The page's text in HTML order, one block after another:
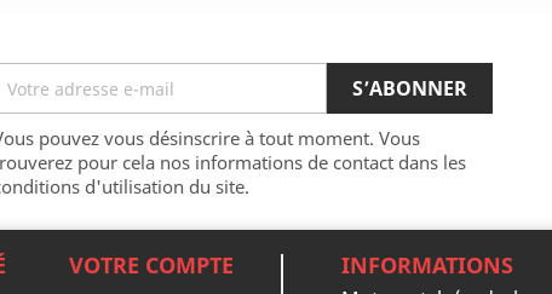
pouvez vous désinscrire à tout moment. Vous
pour cela nos informations de contact dans les
d'utilisation du site.
VOTRE COMPTE INFORMATIONS